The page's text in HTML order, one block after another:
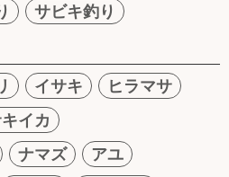
サビキ釣り
イサキ
ヒラマサ
イカ
ナマズ
アユ